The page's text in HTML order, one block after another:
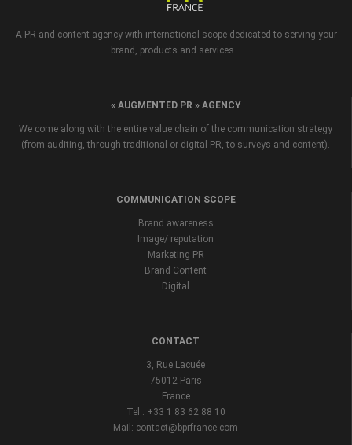
A PR and content agency with international scope dedicated to serving your
brand, products and services...
« AUGMENTED PR » AGENCY
We come along with the entire value chain of the communication strategy
(from auditing, through traditional or digital PR, to surveys and content).
COMMUNICATION SCOPE
Brand awareness
Image/ reputation
Marketing PR
Brand Content
Digital
CONTACT
3, Rue Lacuée
75012 Paris
France
Tel : +33 1 83 62 88 10
Mail: contact@bprfrance.com